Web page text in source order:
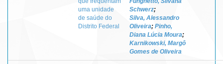
uma unidade
de saúde do
Distrito Federal
Schwerz;
Silva, Alessandro
Oliveira; Pinho,
Diana Lúcia Moura;
Karnikowski, Margô
Gomes de Oliveira